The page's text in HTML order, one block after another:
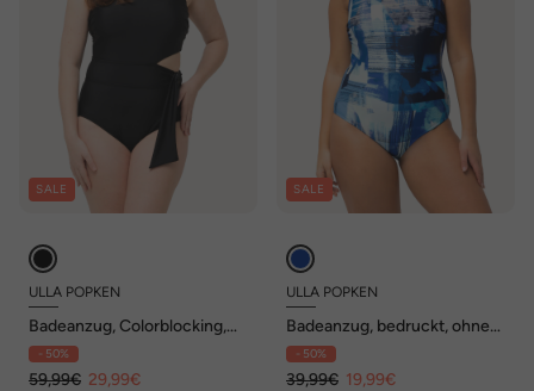
SALE
ULLA POPKEN
Badeanzug, Colorblocking,
Softcups
- 50%
59,99€ 29,99€
SALE
ULLA POPKEN
Badeanzug, bedruckt, ohne
Softcups, Rundhals
- 50%
39,99€ 19,99€